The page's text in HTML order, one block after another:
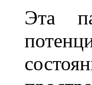
Эта